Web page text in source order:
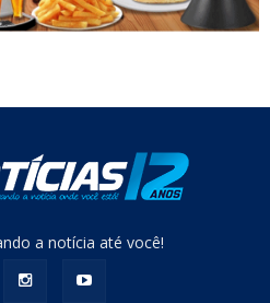
a notícia até você!